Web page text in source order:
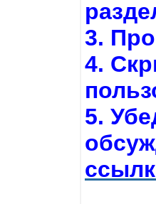
3.
4.
5.